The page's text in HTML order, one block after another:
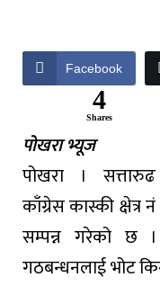
Facebook
4
Shares
पोखरा भ्यूज
पोखरा ।
काँग्रेस कास्की क्षेत्र
सम्पन्न गरेको छ
गठबन्धनलाई भोट